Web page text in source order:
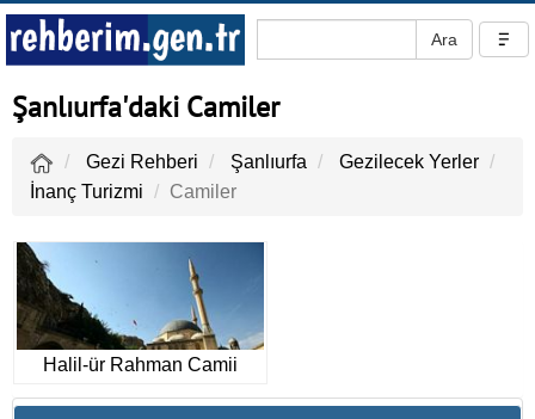
Şanlıurfa'daki Camiler
Gezi Rehberi Şanlıurfa
Gezilecek Yerler
İnanç Turizmi
Camiler
Halil-ür Rahman Camii